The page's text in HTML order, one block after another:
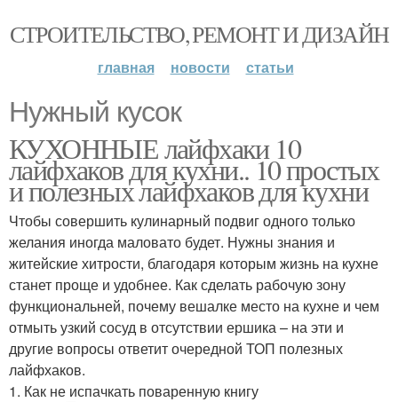
СТРОИТЕЛЬСТВО, РЕМОНТ И ДИЗАЙН
главная новости статьи
Нужный кусок
КУХОННЫЕ лайфхаки 10
лайфхаков для кухни.. 10 простых
и полезных лайфхаков для кухни
Чтобы совершить кулинарный подвиг одного только
желания иногда маловато будет. Нужны знания и
житейские хитрости, благодаря которым жизнь на кухне
станет проще и удобнее. Как сделать рабочую зону
функциональней, почему вешалке место на кухне и чем
отмыть узкий сосуд в отсутствии ершика – на эти и
другие вопросы ответит очередной ТОП полезных
лайфхаков.
1. Как не испачкать поваренную книгу